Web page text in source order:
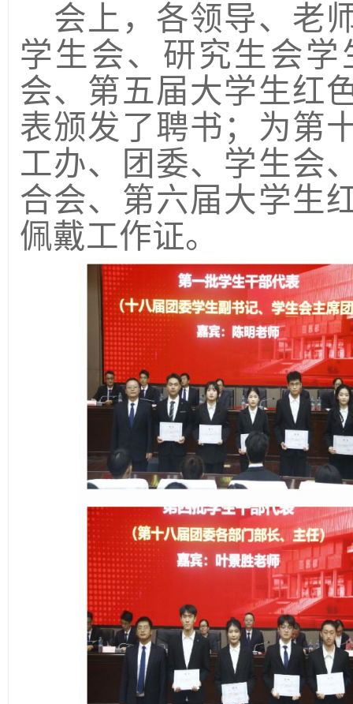
会上，各领导、老
学生会、研究生会
会、第五届大学生红
表颁发了聘书； 为第
工办、团委、学生会
合会、 第六届大学生
佩戴工作证。